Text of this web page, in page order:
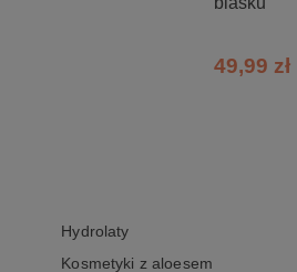
Aqua, Glycerin, Squalane, Ascorbyl
NP, Ceramide NS, Tocopherol,
Scutellaria Baicalensis Root
49,99 zł
Hydrolaty
Kosmetyki z aloesem